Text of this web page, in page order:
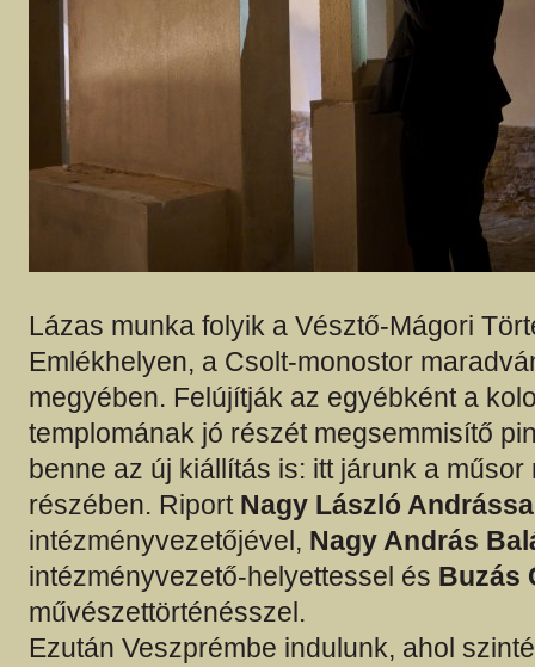
Lázas munka folyik a Vésztő-Mágori
Emlékhelyen, a Csolt-monostor
megyében. Felújítják az egyébként a
templomának jó részét megsemmisítő
benne az új kiállítás is: itt járunk a műsor
részében. Riport Nagy László
intézményvezetőjével, Nagy András
intézményvezető-helyettessel és Buzás
művészettörténésszel.
Ezután Veszprémbe indulunk, ahol